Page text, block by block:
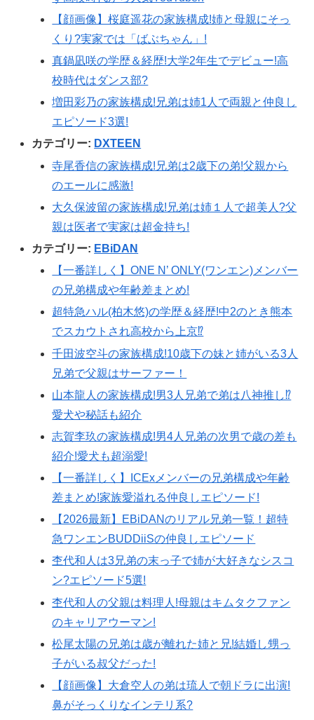
【顔画像】桜庭遥花の家族構成!姉と母親にそっ
くり?実家では「ばぶちゃん」!
真鍋凪咲の学歴＆経歴!大学2年生でデビュー!高
校時代はダンス部?
増田彩乃の家族構成!兄弟は姉1人で両親と仲良し
エピソード3選!
カテゴリー: DXTEEN
寺尾香信の家族構成!兄弟は2歳下の弟!父親から
のエールに感激!
大久保波留の家族構成!兄弟は姉１人で超美人?父
親は医者で実家は超金持ち!
カテゴリー: EBiDAN
【一番詳しく】ONE N’ ONLY(ワンエン)メンバー
の兄弟構成や年齢差まとめ!
超特急ハル(柏木悠)の学歴＆経歴!中2のとき熊本
でスカウトされ高校から上京⁉
千田波空斗の家族構成!10歳下の妹と姉がいる3人
兄弟で父親はサーファー！
山本龍人の家族構成!男3人兄弟で弟は八神推し⁉
愛犬や秘話も紹介
志賀李玖の家族構成!男4人兄弟の次男で歳の差も
紹介!愛犬も超溺愛!
【一番詳しく】ICExメンバーの兄弟構成や年齢
差まとめ!家族愛溢れる仲良しエピソード!
【2026最新】EBiDANのリアル兄弟一覧！超特
急ワンエンBUDDiiSの仲良しエピソード
杢代和人は3兄弟の末っ子で姉が大好きなシスコ
ン?エピソード5選!
杢代和人の父親は料理人!母親はキムタクファン
のキャリアウーマン!
松尾太陽の兄弟は歳が離れた姉と兄!結婚し甥っ
子がいる叔父だった!
【顔画像】大倉空人の弟は琉人で朝ドラに出演!
鼻がそっくりなインテリ系?